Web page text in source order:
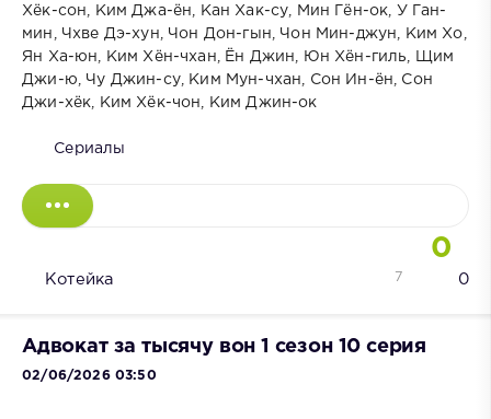
Хёк-сон, Ким Джа-ён, Кан Хак-су, Мин Гён-ок, У Ган-
мин, Чхве Дэ-хун, Чон Дон-гын, Чон Мин-джун, Ким Хо,
Ян Ха-юн, Ким Хён-чхан, Ён Джин, Юн Хён-гиль, Щим
Джи-ю, Чу Джин-су, Ким Мун-чхан, Сон Ин-ён, Сон
Джи-хёк, Ким Хёк-чон, Ким Джин-ок
Сериалы
0
Котейка 0
7
Адвокат за тысячу вон 1 сезон 10 серия
02/06/2026 03:50